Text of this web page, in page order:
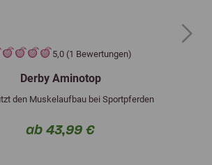
5,0 (1 Bewertungen)
Derby Aminotop
den Muskelaufbau bei Sportpferden
ab 43,99 €
Next